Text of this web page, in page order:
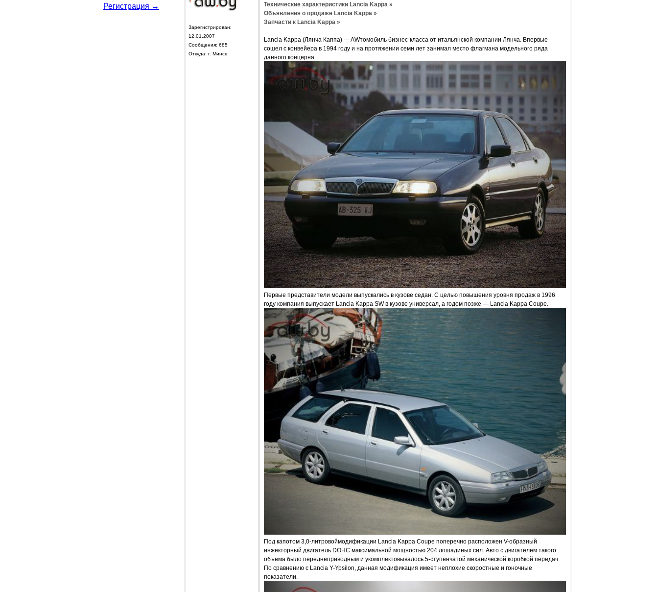
Регистрация →
Зарегистрирован:
12.01.2007
Сообщения: 685
Откуда: г. Минск
Технические характеристики Lancia Kappa »
Объявления о продаже Lancia Kappa »
Запчасти к Lancia Kappa »
Lancia Kappa (Лянча Каппа) — AWтомобиль бизнес-класса от итальянской компании Лянча. Впервые
сошел с конвейера в 1994 году и на протяжении семи лет занимал место флагмана модельного ряда
данного концерна.
Первые представители модели выпускались в кузове седан. С целью повышения уровня продаж в 1996
году компания выпускает Lancia Kappa SW в кузове универсал, а годом позже — Lancia Kappa Coupe.
Под капотом 3,0-литровоймодификации Lancia Kappa Coupe поперечно расположен V-образный
инжекторный двигатель DOHC максимальной мощностью 204 лошадиных сил. Авто с двигателем такого
объема было переднеприводным и укомплектовывалось 5-ступенчатой механической коробкой передач.
По сравнению с Lancia Y-Ypsilon, данная модификация имеет неплохие скоростные и гоночные
показатели.